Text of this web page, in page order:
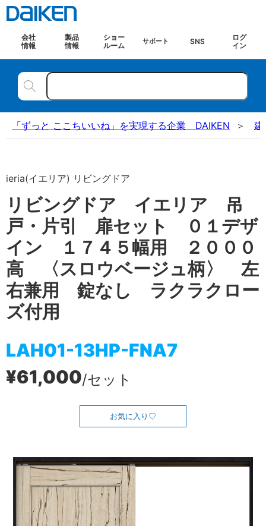
会社
情報
製品
情報
ショー
ルーム
サポート SNS
ログ
イン
「ずっと ここちいいね」を実現する企業 DAIKEN 建
ieria(イエリア) リビングドア
リビングドア イエリア 吊
戸・片引 扉セット ０１デザ
イン １７４５幅用 ２０００
高 〈スロウベージュ柄〉 左
右兼用 錠なし ラクラクロー
ズ付用
LAH01-13HP-FNA7
¥61,000/セット
お気に入り